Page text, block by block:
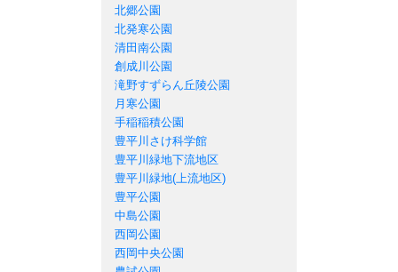
北郷公園
北発寒公園
清田南公園
創成川公園
滝野すずらん丘陵公園
月寒公園
手稲稲積公園
豊平川さけ科学館
豊平川緑地下流地区
豊平川緑地(上流地区)
豊平公園
中島公園
西岡公園
西岡中央公園